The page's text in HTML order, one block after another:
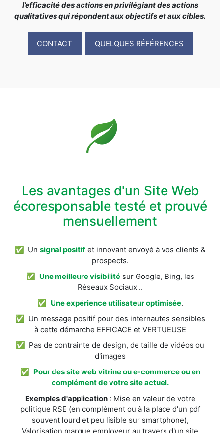
l’efficacité des actions en privilégiant des actions
qualitatives qui répondent aux objectifs et aux cibles.
CONTACT QUELQUES RÉFÉRENCES
Les avantages d'un Site Web
écoresponsable testé et prouvé
mensuellement
✅ Un signal positifet innovant envoyé à vos clients &
prospects.
✅ Une meilleure visibilitésur Google, Bing, les
Réseaux Sociaux...
✅ Une expérience utilisateur optimisée.
✅ Un message positif pour des internautes sensibles
à cette démarche EFFICACE et VERTUEUSE
✅ Pas de contrainte de design, de taille de vidéos ou
d'images
✅ Pour des site web vitrine ou e-commerce ou en
complément de votre site actuel.
Exemples d'application: Mise en valeur de votre
politique RSE (en complément ou à la place d'un pdf
souvent lourd et peu lisible sur smartphone),
Valorisation marque employeur au travers d'un site